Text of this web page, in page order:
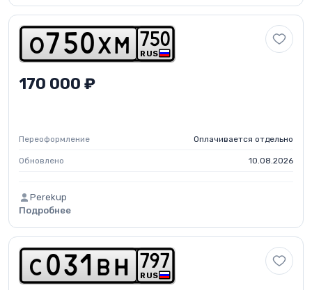
o 7 5 0 x m RUS
750
170 000 ₽
Переоформление Оплачивается отдельно
Обновлено 10.08.2026
Perekup
Подробнее
c 0 3 1 b h RUS
79 7